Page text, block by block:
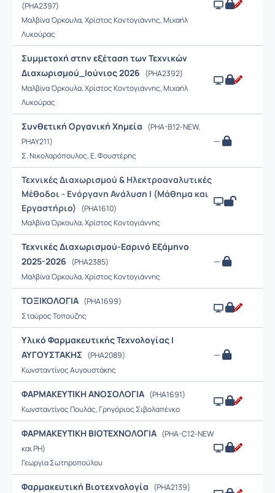
(PHA2397)
Μαλβίνα Όρκουλα, Χρίστος Κοντογιάννης, Μιχαήλ
Λυκούρας
Συμμετοχή στην εξέταση των Τεχνικών
Διαχωρισμού_Ιούνιος 2026 (PHA2392)
Μαλβίνα Όρκουλα, Χρίστος Κοντογιάννης, Μιχαήλ
Λυκούρας
Συνθετική Οργανική Χημεία (PHA-B12-NEW,
PHAY211)
Σ. Νικολαρόπουλος, Ε. Φουστέρης
—
Τεχνικές Διαχωρισμού & Ηλεκτροαναλυτικές
Μέθοδοι - Ενόργανη Ανάλυση Ι (Μάθημα και
Εργαστήριο) (PHA1610)
Μαλβίνα Όρκουλα, Χρίστος Κοντογιάννης
Τεχνικές Διαχωρισμού-Εαρινό Εξάμηνο
2025-2026 (PHA2385)
Μαλβίνα Όρκουλα, Χρίστος Κοντογιάννης
—
ΤΟΞΙΚΟΛΟΓΙΑ (PHA1699)
Σταύρος Τοπούζης
Υλικό Φαρμακευτικής Τεχνολογίας Ι
ΑΥΓΟΥΣΤΑΚΗΣ (PHA2089)
Κωνσταντίνος Αυγουστάκης
—
ΦΑΡΜΑΚΕΥΤΙΚΗ ΑΝΟΣΟΛΟΓΙΑ (PHA1691)
Κωνσταντίνος Πουλάς, Γρηγόριος Σιβολαπένκο
ΦΑΡΜΑΚΕΥΤΙΚΗ ΒΙΟΤΕΧΝΟΛΟΓΙΑ (PHA-C12-NEW
και PH)
Γεωργία Σωτηροπούλου
Φαρμακευτική Βιοτεχνολογία (PHA2139)